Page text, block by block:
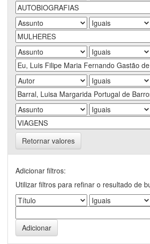
Retornar valores
Adicionar filtros:
Utilizar filtros para refinar o resultado de